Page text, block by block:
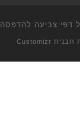
צביעה להדפסה
תבנית Customizr